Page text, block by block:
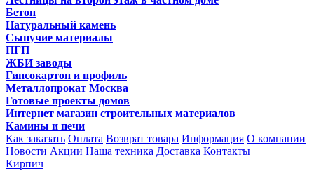
Бетон
Натуральный камень
Сыпучие материалы
ПГП
ЖБИ заводы
Гипсокартон и профиль
Металлопрокат Москва
Готовые проекты домов
Интернет магазин строительных материалов
Камины и печи
Как заказать Оплата Возврат товара Информация О компании
Новости Акции Наша техника Доставка Контакты
Кирпич